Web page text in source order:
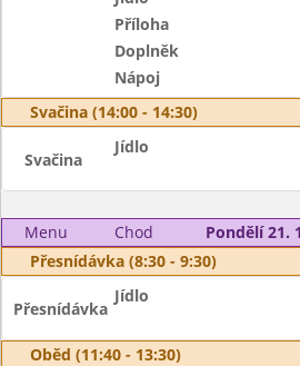
Příloha
Doplněk
Nápoj
Svačina (14:00 - 14:30)
Svačina
Jídlo
Menu Chod
Pondělí 21.
Přesnídávka (8:30 - 9:30)
Přesnídávka
Jídlo
Oběd (11:40 - 13:30)